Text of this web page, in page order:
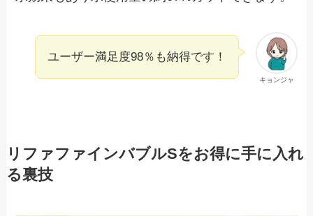
キョンジャ
ユーザー満足度98％も納得です！
リファファインバブルSをお得に手に入れ
る裏技